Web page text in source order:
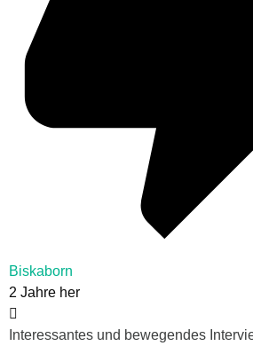
Biskaborn
2 Jahre her
Interessantes und bewegendes